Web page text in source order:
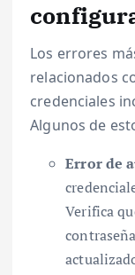
Los errores
relacionados
credenciales
Algunos de
Error de
Verifica